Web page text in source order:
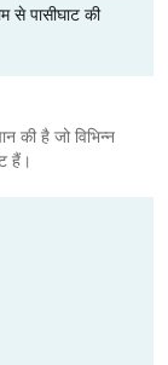
से पासीघाट की
की है जो विभिन्न
हैं।